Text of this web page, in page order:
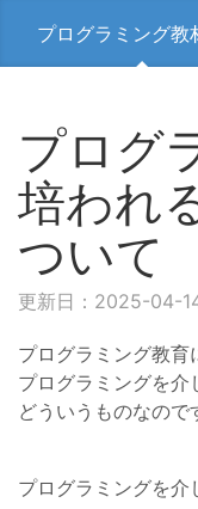
プログラミング教
プログ
培われ
ついて
更新日：2025-04-
プログラミング教育
プログラミングを介
どういうものなので
プログラミングを介